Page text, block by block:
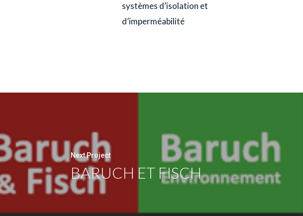
systèmes d’isolation et
d’imperméabilité
Next Project
BARUCH ET FISCH